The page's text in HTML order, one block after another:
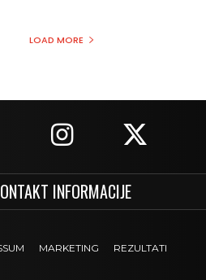
LOAD MORE
INFORMACIJE
MARKETING REZULTATI